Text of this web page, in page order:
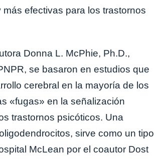
efectivas para los trastornos
Donna L. McPhie, Ph.D.,
se basaron en estudios que
cerebral en la mayoría de los
«fugas» en la señalización
trastornos psicóticos. Una
sirve como un tipo
McLean por el coautor Dost